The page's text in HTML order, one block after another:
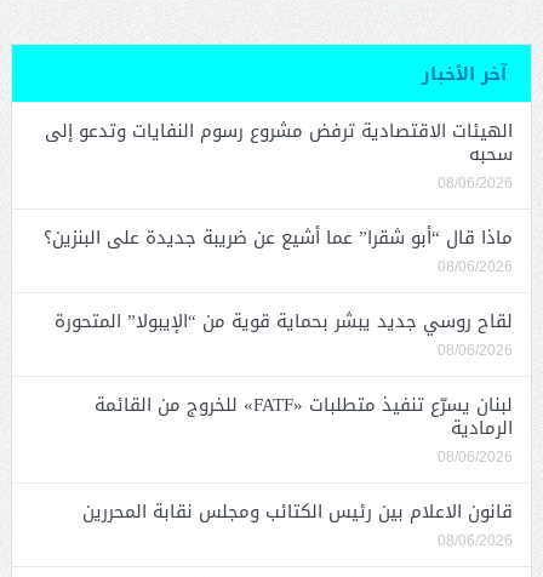
آخر الأخبار
الهيئات الاقتصادية ترفض مشروع رسوم النفايات وتدعو إلى
سحبه
08/06/2026
ماذا قال “أبو شقرا” عما أشيع عن ضريبة جديدة على البنزين؟
08/06/2026
لقاح روسي جديد يبشر بحماية قوية من “الإيبولا” المتحورة
08/06/2026
لبنان يسرّع تنفيذ متطلبات «FATF» للخروج من القائمة
الرمادية
08/06/2026
قانون الاعلام بين رئيس الكتائب ومجلس نقابة المحررين
08/06/2026